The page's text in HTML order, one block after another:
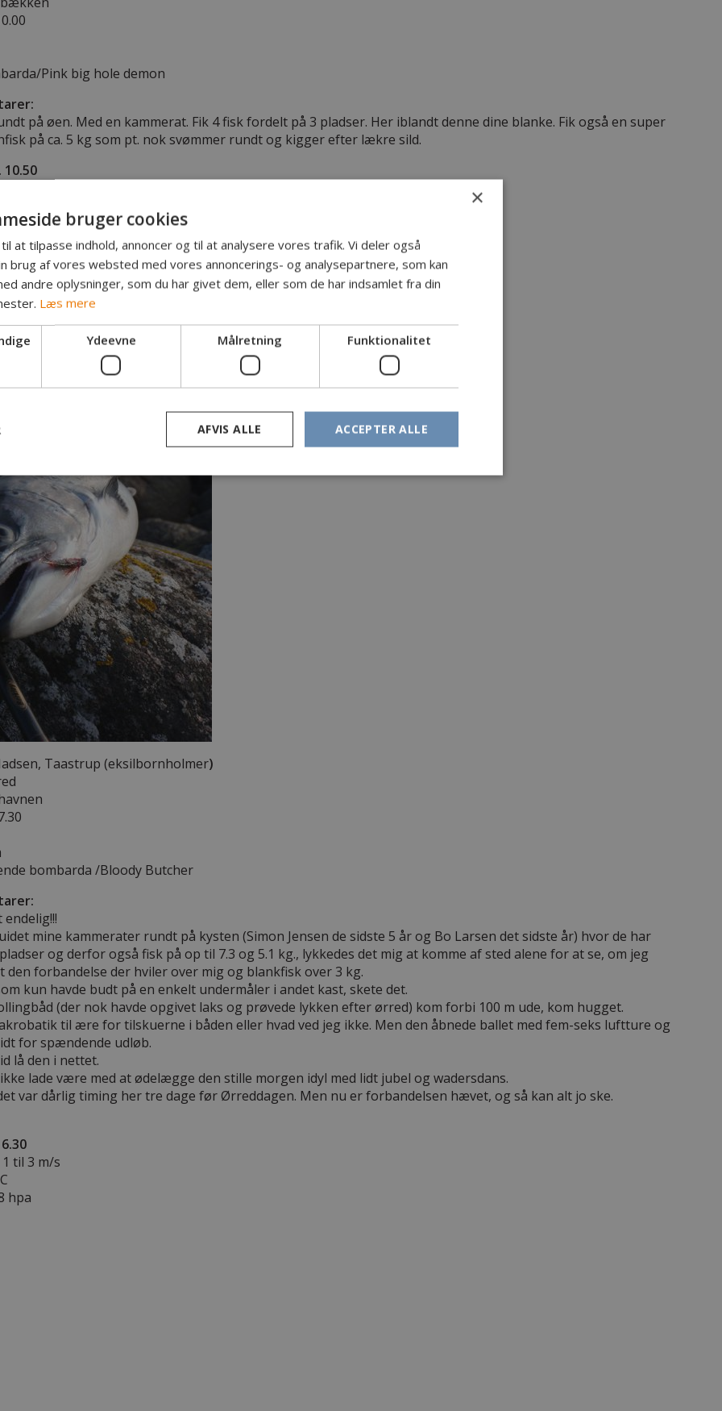
Pink big hole demon
på øen. Med en kammerat. Fik 4 fisk fordelt på 3 pladser. Her iblandt denne dine blanke. Fik også en super
på ca. 5 kg som pt. nok svømmer rundt og kigger efter lækre sild.
hpa
Taastrup (eksilbornholmer)
bombarda /Bloody Butcher
endelig!!!
mine kammerater rundt på kysten (Simon Jensen de sidste 5 år og Bo Larsen det sidste år) hvor de har
og derfor også fisk på op til 7.3 og 5.1 kg., lykkedes det mig at komme af sted alene for at se, om jeg
forbandelse der hviler over mig og blankfisk over 3 kg.
kun havde budt på en enkelt undermåler i andet kast, skete det.
(der nok havde opgivet laks og prøvede lykken efter ørred) kom forbi 100 m ude, kom hugget.
til ære for tilskuerne i båden eller hvad ved jeg ikke. Men den åbnede ballet med fem-seks luftture og
for spændende udløb.
lå den i nettet.
lade være med at ødelægge den stille morgen idyl med lidt jubel og wadersdans.
var dårlig timing her tre dage før Ørreddagen. Men nu er forbandelsen hævet, og så kan alt jo ske.
til 3 m/s
hpa
×
bruger cookies
at tilpasse indhold, annoncer og til at analysere vores trafik. Vi deler også
brug af vores websted med vores annoncerings- og analysepartnere, som kan
andre oplysninger, som du har givet dem, eller som de har indsamlet fra din
Læs mere
Ydeevne Målretning Funktionalitet
ACCEPTER ALLE
AFVIS ALLE